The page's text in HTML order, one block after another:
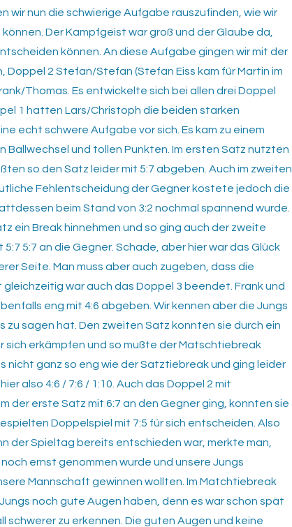
wir nun die schwierige Aufgabe rauszufinden, wie wir
Der Kampfgeist war groß und der Glaube da,
können. An diese Aufgabe gingen wir mit der
Doppel 2 Stefan/Stefan (Stefan Eiss kam für Martin im
Thomas. Es entwickelte sich bei allen drei Doppel
1 hatten Lars/Christoph die beiden starken
echt schwere Aufgabe vor sich. Es kam zu einem
Ballwechsel und tollen Punkten. Im ersten Satz nutzten
so den Satz leider mit 5:7 abgeben. Auch im zweiten
Fehlentscheidung der Gegner kostete jedoch die
beim Stand von 3:2 nochmal spannend wurde.
ein Break hinnehmen und so ging auch der zweite
5:7 an die Gegner. Schade, aber hier war das Glück
Seite. Man muss aber auch zugeben, dass die
war auch das Doppel 3 beendet. Frank und
eng mit 4:6 abgeben. Wir kennen aber die Jungs
zu sagen hat. Den zweiten Satz konnten sie durch ein
sich erkämpfen und so mußte der Matschtiebreak
nicht ganz so eng wie der Satztiebreak und ging leider
also 4:6 / 7:6 / 1:10. Auch das Doppel 2 mit
der erste Satz mit 6:7 an den Gegner ging, konnten sie
Doppelspiel mit 7:5 für sich entscheiden. Also
der Spieltag bereits entschieden war, merkte man,
ernst genommen wurde und unsere Jungs
Mannschaft gewinnen wollten. Im Matchtiebreak
noch gute Augen haben, denn es war schon spät
schwerer zu erkennen. Die guten Augen und keine